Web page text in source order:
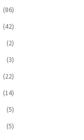
(86)
(42)
(2)
(3)
(22)
(14)
(5)
(5)